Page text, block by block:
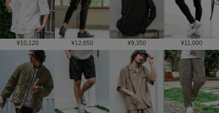
¥10,120 ¥12,650 ¥9,350 ¥11,000